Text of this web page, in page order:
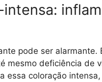
pode ser
mesmo deficiência de
essa coloração